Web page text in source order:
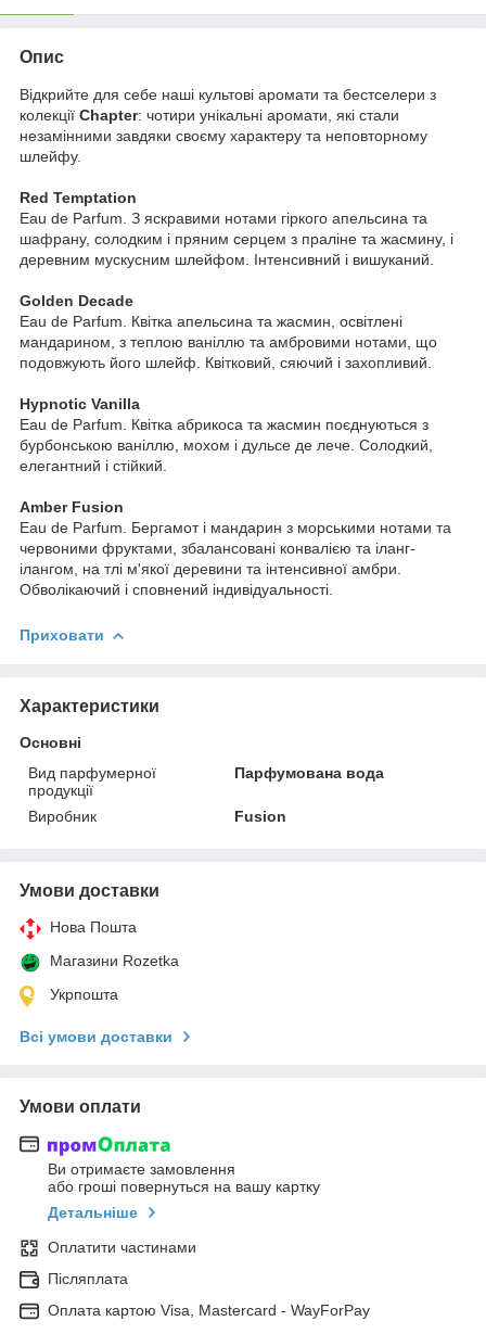
Опис
Відкрийте для себе наші культові аромати та бестселери з
колекції Chapter: чотири унікальні аромати, які стали
незамінними завдяки своєму характеру та неповторному
шлейфу.
Red Temptation
Eau de Parfum. З яскравими нотами гіркого апельсина та
шафрану, солодким і пряним серцем з праліне та жасмину, і
деревним мускусним шлейфом. Інтенсивний і вишуканий.
Golden Decade
Eau de Parfum. Квітка апельсина та жасмин, освітлені
мандарином, з теплою ваніллю та амбровими нотами, що
подовжують його шлейф. Квітковий, сяючий і захопливий.
Hypnotic Vanilla
Eau de Parfum. Квітка абрикоса та жасмин поєднуються з
бурбонською ваніллю, мохом і дульсе де лече. Солодкий,
елегантний і стійкий.
Amber Fusion
Eau de Parfum. Бергамот і мандарин з морськими нотами та
червоними фруктами, збалансовані конвалією та іланг-
ілангом, на тлі м'якої деревини та інтенсивної амбри.
Обволікаючий і сповнений індивідуальності.
Приховати
Характеристики
Основні
Вид парфумерної
продукції
Парфумована вода
Виробник Fusion
Умови доставки
Нова Пошта
Магазини Rozetka
Укрпошта
Всі умови доставки
Умови оплати
Ви отримаєте замовлення
або гроші повернуться на вашу картку
Детальніше
Оплатити частинами
Післяплата
Оплата картою Visa, Mastercard - WayForPay